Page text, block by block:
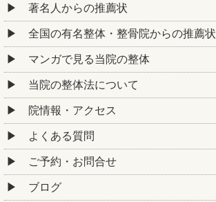
著名人からの推薦状
全国の有名整体・整骨院からの推薦状
マンガで見る当院の整体
当院の整体法について
院情報・アクセス
よくある質問
ご予約・お問合せ
ブログ